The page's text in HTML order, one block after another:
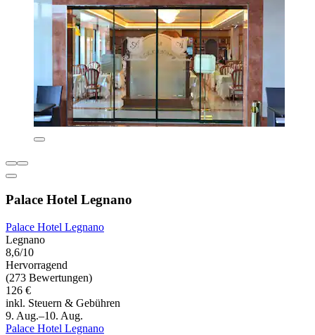
Palace Hotel Legnano
Palace Hotel Legnano
Legnano
8,6/10
Hervorragend
(273 Bewertungen)
126 €
inkl. Steuern & Gebühren
9. Aug.–10. Aug.
Palace Hotel Legnano